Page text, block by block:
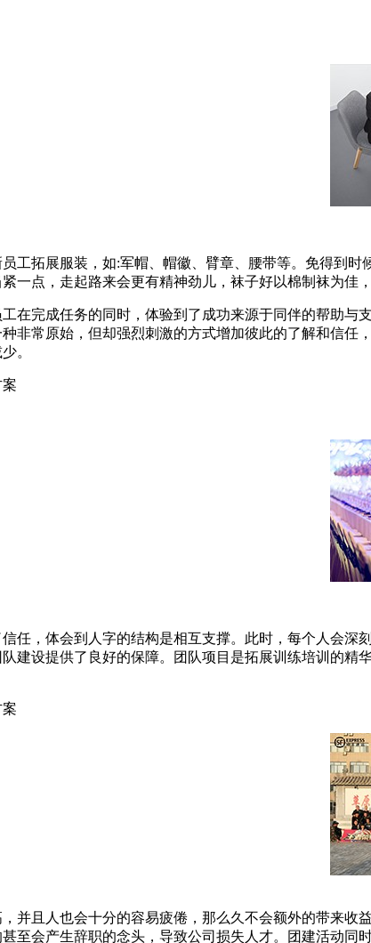
工拓展服装，如:军帽、帽徽、臂章、腰带等。免得到
一点，走起路来会更有精神劲儿，袜子好以棉制袜为佳
在完成任务的同时，体验到了成功来源于同伴的帮助
非常原始，但却强烈刺激的方式增加彼此的了解和信
。
任，体会到人字的结构是相互支撑。此时，每个人会
建设提供了良好的保障。团队项目是拓展训练培训的
并且人也会十分的容易疲倦，那么久不会额外的带来
至会产生辞职的念头，导致公司损失人才。团建活动